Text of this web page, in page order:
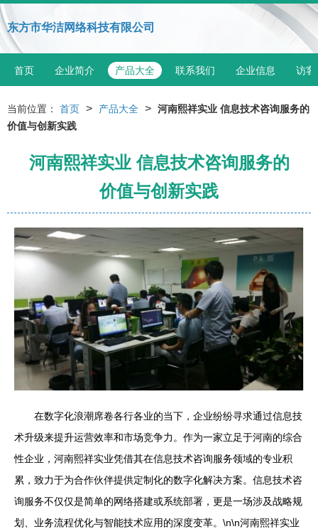
东方市华洁网络科技有限公司
首页 企业简介 产品大全 联系我们 企业信息 访客
当前位置： 首页 > 产品大全 > 河南熙祥实业 信息技术咨询服务的
价值与创新实践
河南熙祥实业 信息技术咨询服务的
价值与创新实践
在数字化浪潮席卷各行各业的当下，企业纷纷寻求通过信息技
术升级来提升运营效率和市场竞争力。作为一家立足于河南的综合
性企业，河南熙祥实业凭借其在信息技术咨询服务领域的专业积
累，致力于为合作伙伴提供定制化的数字化解决方案。信息技术咨
询服务不仅仅是简单的网络搭建或系统部署，更是一场涉及战略规
划、业务流程优化与智能技术应用的深度变革。\n\n河南熙祥实业